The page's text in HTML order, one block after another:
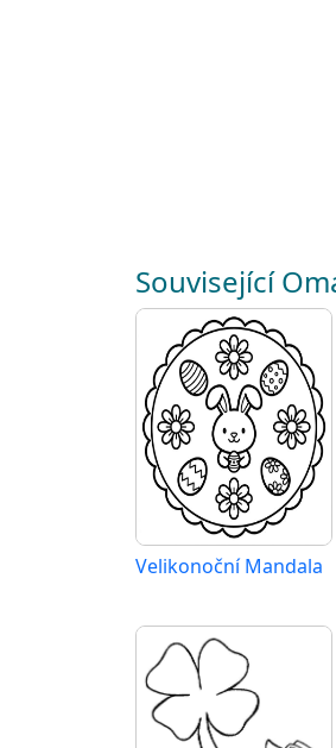
Související
Velikonoční Mandala